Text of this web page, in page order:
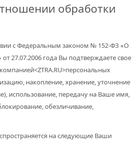
обработки
с Федеральным законом № 152-ФЗ «О
27.07.2006 года Вы подтверждаете свое
накопление, хранение, уточнение
использование, передачу на Ваше имя,
обезличивание,
на следующие Ваши